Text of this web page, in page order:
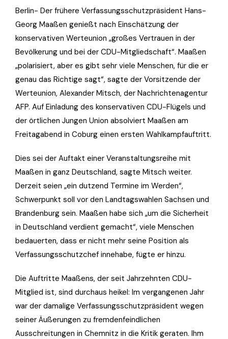
Berlin- Der frühere Verfassungsschutzpräsident Hans-
Georg Maaßen genießt nach Einschätzung der
konservativen Werteunion „großes Vertrauen in der
Bevölkerung und bei der CDU-Mitgliedschaft“. Maaßen
„polarisiert, aber es gibt sehr viele Menschen, für die er
genau das Richtige sagt“, sagte der Vorsitzende der
Werteunion, Alexander Mitsch, der Nachrichtenagentur
AFP. Auf Einladung des konservativen CDU-Flügels und
der örtlichen Jungen Union absolviert Maaßen am
Freitagabend in Coburg einen ersten Wahlkampfauftritt.
Dies sei der Auftakt einer Veranstaltungsreihe mit
Maaßen in ganz Deutschland, sagte Mitsch weiter.
Derzeit seien „ein dutzend Termine im Werden“,
Schwerpunkt soll vor den Landtagswahlen Sachsen und
Brandenburg sein. Maaßen habe sich „um die Sicherheit
in Deutschland verdient gemacht“, viele Menschen
bedauerten, dass er nicht mehr seine Position als
Verfassungsschutzchef innehabe, fügte er hinzu.
Die Auftritte Maaßens, der seit Jahrzehnten CDU-
Mitglied ist, sind durchaus heikel: Im vergangenen Jahr
war der damalige Verfassungsschutzpräsident wegen
seiner Äußerungen zu fremdenfeindlichen
Ausschreitungen in Chemnitz in die Kritik geraten. Ihm